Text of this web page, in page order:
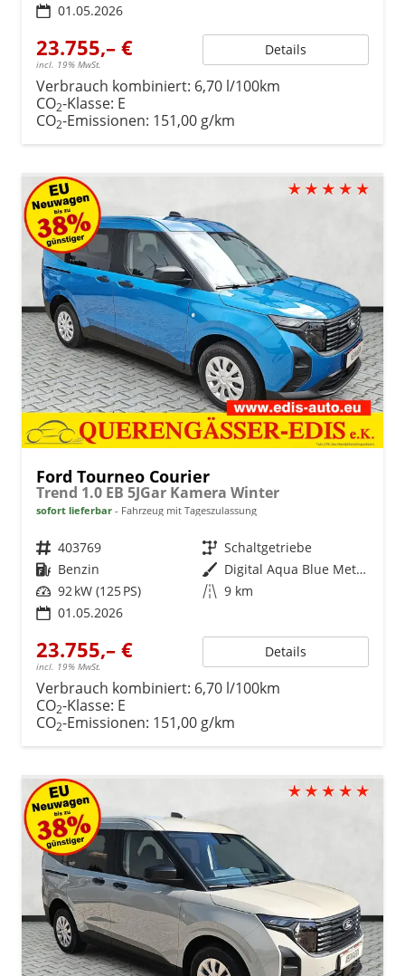
01.05.2026
23.755,– €
incl. 19% MwSt.
Details
Verbrauch kombiniert: 6,70 l/100km
CO2-Klasse: E
CO2-Emissionen: 151,00 g/km
Ford Tourneo Courier
Trend 1.0 EB 5JGar Kamera Winter
sofort lieferbar Fahrzeug mit Tageszulassung
Fahrzeugnr. 403769 Getriebe Schaltgetriebe
Kraftstoff Benzin Außenfarbe
Digital Aqua Blue Metallic
Leistung 92 kW (125 PS) Kilometerstand 9 km
01.05.2026
23.755,– €
incl. 19% MwSt.
Details
Verbrauch kombiniert: 6,70 l/100km
CO2-Klasse: E
CO2-Emissionen: 151,00 g/km